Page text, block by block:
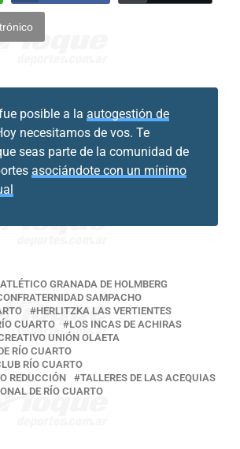
posible a la autogestión de
necesitamos de vos. Te
seas parte de la comunidad de
asociándote con un mínimo
ATLÉTICO GRANADA DE HOLMBERG
SAMPACHO
HERLITZKA LAS VERTIENTES
CUARTO
LOS INCAS DE ACHIRAS
UNIÓN OLAETA
RÍO CUARTO
RÍO CUARTO
REDUCCIÓN
TALLERES DE LAS ACEQUIAS
DE RÍO CUARTO